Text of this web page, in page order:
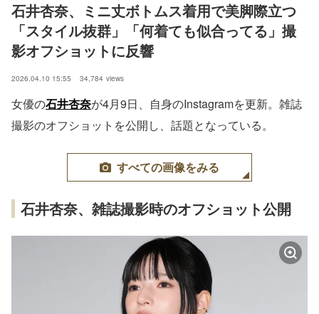
石井杏奈、ミニ丈ボトムス着用で美脚際立つ
「スタイル抜群」「何着ても似合ってる」撮
影オフショットに反響
2026.04.10 15:55 34,784 views
女優の石井杏奈が4月9日、自身のInstagramを更新。雑誌
撮影のオフショットを公開し、話題となっている。
すべての画像をみる
石井杏奈、雑誌撮影時のオフショット公開